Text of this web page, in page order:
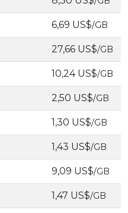
6,69 US$/GB
27,66 US$/GB
10,24 US$/GB
2,50 US$/GB
1,30 US$/GB
1,43 US$/GB
9,09 US$/GB
1,47 US$/GB